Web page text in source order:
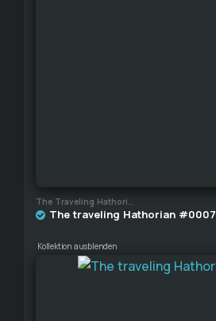
The Traveling Hathorian
The traveling Hathorian #0007
Kollektion ausblenden